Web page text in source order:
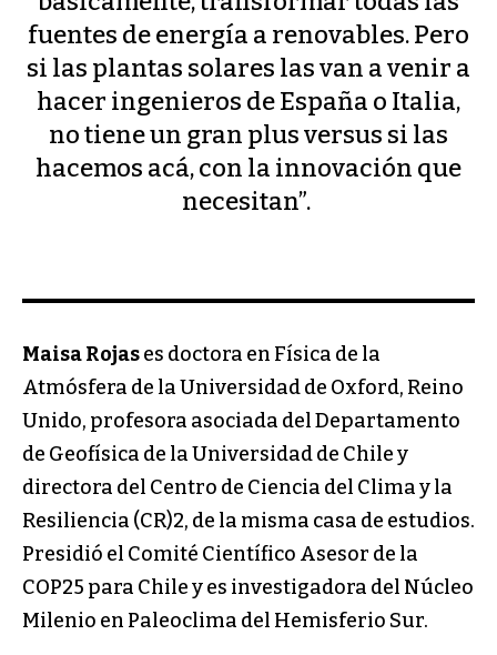
fuentes de energía a renovables. Pero
si las plantas solares las van a venir a
hacer ingenieros de España o Italia,
no tiene un gran plus versus si las
hacemos acá, con la innovación que
necesitan”.
Maisa Rojases doctora en Física de la
Atmósfera de la Universidad de Oxford, Reino
Unido, profesora asociada del Departamento
de Geofísica de la Universidad de Chile y
directora del Centro de Ciencia del Clima y la
Resiliencia (CR)2, de la misma casa de estudios.
Presidió el Comité Científico Asesor de la
COP25 para Chile y es investigadora del Núcleo
Milenio en Paleoclima del Hemisferio Sur.